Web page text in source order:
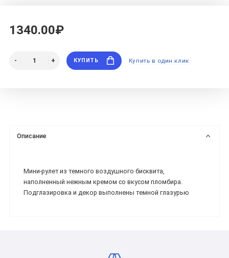
1340.00₽
КУПИТЬ Купить в один клик
Описание
Мини-рулет из темного воздушного бисквита,
наполненный нежным кремом со вкусом пломбира.
Подглазировка и декор выполнены темной глазурью